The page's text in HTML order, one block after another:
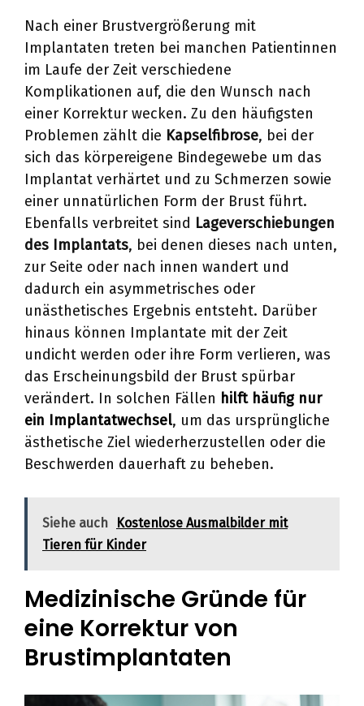
Nach einer Brustvergrößerung mit
Implantaten treten bei manchen Patientinnen
im Laufe der Zeit verschiedene
Komplikationen auf, die den Wunsch nach
einer Korrektur wecken. Zu den häufigsten
Problemen zählt die Kapselfibrose, bei der
sich das körpereigene Bindegewebe um das
Implantat verhärtet und zu Schmerzen sowie
einer unnatürlichen Form der Brust führt.
Ebenfalls verbreitet sind Lageverschiebungen
des Implantats, bei denen dieses nach unten,
zur Seite oder nach innen wandert und
dadurch ein asymmetrisches oder
unästhetisches Ergebnis entsteht. Darüber
hinaus können Implantate mit der Zeit
undicht werden oder ihre Form verlieren, was
das Erscheinungsbild der Brust spürbar
verändert. In solchen Fällen hilft häufig nur
ein Implantatwechsel, um das ursprüngliche
ästhetische Ziel wiederherzustellen oder die
Beschwerden dauerhaft zu beheben.
Siehe auch
Kostenlose Ausmalbilder mit
Tieren für Kinder
Medizinische Gründe für
eine Korrektur von
Brustimplantaten